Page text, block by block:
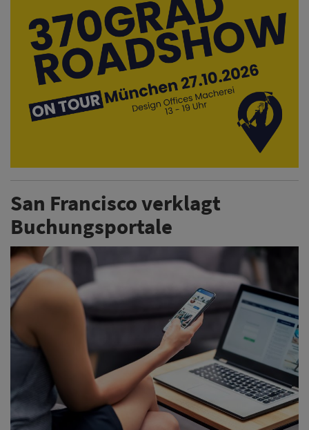
San Francisco verklagt
Buchungsportale